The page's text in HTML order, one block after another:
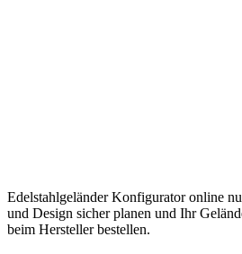
Edelstahlgeländer Konfigurator online
und Design sicher planen und Ihr
beim Hersteller bestellen.